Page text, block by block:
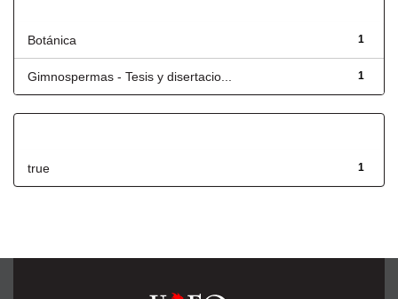
1
Botánica
1
Gimnospermas - Tesis y disertacio...
1
true